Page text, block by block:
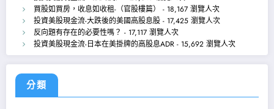
買股如買房，收息如收租-（官股樓篇）
- 18,167 瀏覽人次
投資美股現金流-大跌後的美國高股息股 - 17,425 瀏覽人次
反向題有存在的必要性嗎？ - 17,117 瀏覽人次
投資美股現金流-日本在美掛牌的高股息ADR - 15,692 瀏覽人次
分類